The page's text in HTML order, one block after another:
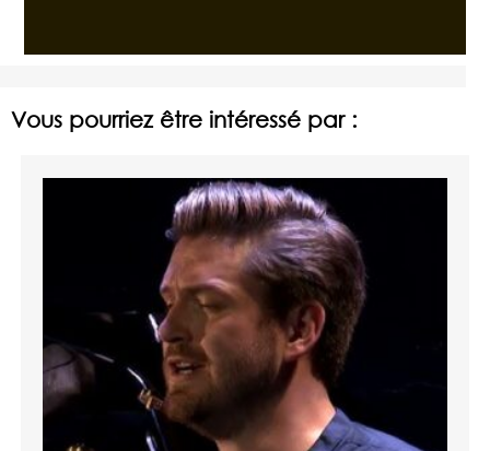
Vous pourriez être intéressé par :